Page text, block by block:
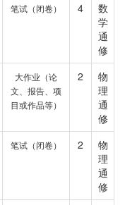
笔试（闭卷） 4
数
学
通
修
大作业（论
文、报告、项
目或作品等）
2
物
理
通
修
笔试（闭卷） 2
物
理
通
修